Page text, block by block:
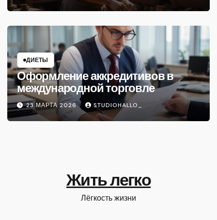
ДИЕТЫ
Оформление аккредитивов в
международной торговле
23 МАРТА 2026 STUDIOHALLO_
Жить легко
Лёгкость жизни